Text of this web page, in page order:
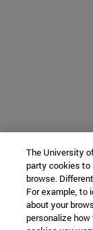
The University
party cookies to
browse.
For example, to
about your
personalize